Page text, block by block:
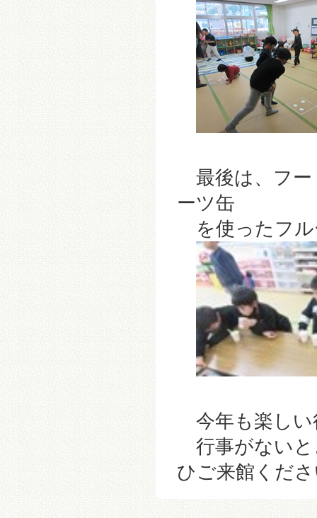
最後は、フー
ーツ缶
を使ったフル
今年も楽しい
行事がないと
ひご来館くだ